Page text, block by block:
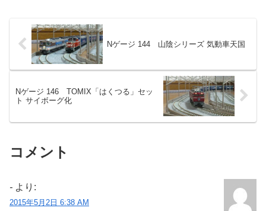
Nゲージ 144 山陰シリーズ 気動車天国
Nゲージ 146 TOMIX「はくつる」セッ
ト サイボーグ化
コメント
- より:
2015年5月2日 6:38 AM